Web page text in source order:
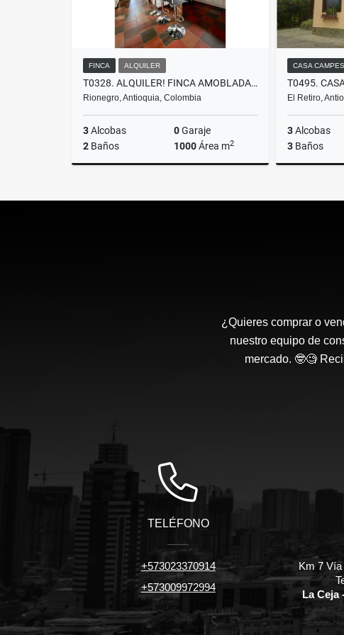
FINCA ALQUILER
T0328. ALQUILER! FINCA AMOBLADA EN EL SECTOR DEL AEROPUERTO
Rionegro, Antioquia, Colombia
3Alcobas 0Garaje
2 Baños 1000Área m2
$5.500.000
CASA
El Retiro,
3Alcobas
3 Baños
¿Quieres comprar o
nuestro equipo de
mercado. 🤓🧐
TELÉFONO
+573023370914
+573009972994
Km 7
La Ceja